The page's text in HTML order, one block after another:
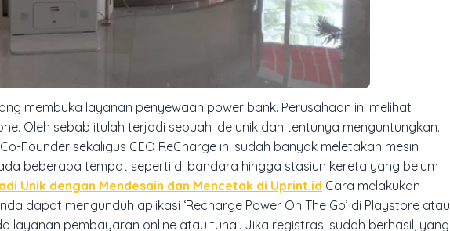
membuka layanan penyewaan power bank. Perusahaan ini melihat
Oleh sebab itulah terjadi sebuah ide unik dan tentunya menguntungkan.
Founder sekaligus CEO ReCharge ini sudah banyak meletakan mesin
beberapa tempat seperti di bandara hingga stasiun kereta yang belum
Unik dengan Mendesain dan Mencetak di Uprint.id Cara melakukan
dapat mengunduh aplikasi ‘Recharge Power On The Go’ di Playstore atau
layanan pembayaran online atau tunai. Jika registrasi sudah berhasil, yang